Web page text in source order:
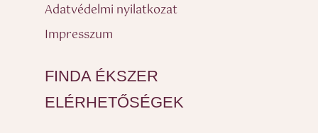
Adatvédelmi nyilatkozat
Impresszum
FINDA ÉKSZER
ELÉRHETŐSÉGEK